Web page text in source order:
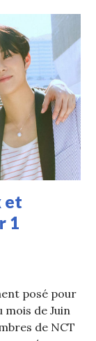
et
1
posé pour
mois de Juin
de NCT